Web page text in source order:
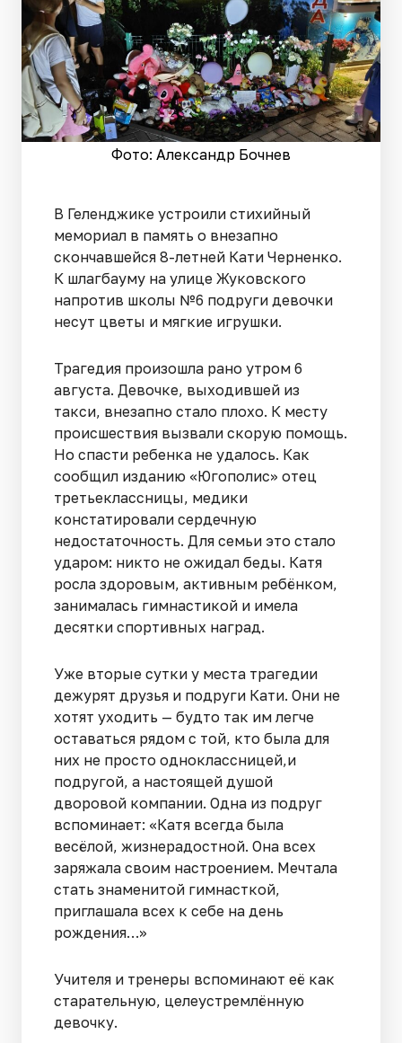
Фото: Александр Бочнев
В Геленджике устроили стихийный
мемориал в память о внезапно
скончавшейся 8-летней Кати Черненко.
К шлагбауму на улице Жуковского
напротив школы №6 подруги девочки
несут цветы и мягкие игрушки.
Трагедия произошла рано утром 6
августа. Девочке, выходившей из
такси, внезапно стало плохо. К месту
происшествия вызвали скорую помощь.
Но спасти ребенка не удалось. Как
сообщил изданию «Югополис» отец
третьеклассницы, медики
констатировали сердечную
недостаточность. Для семьи это стало
ударом: никто не ожидал беды. Катя
росла здоровым, активным ребёнком,
занималась гимнастикой и имела
десятки спортивных наград.
Уже вторые сутки у места трагедии
дежурят друзья и подруги Кати. Они не
хотят уходить — будто так им легче
оставаться рядом с той, кто была для
них не просто одноклассницей,и
подругой, а настоящей душой
дворовой компании. Одна из подруг
вспоминает: «Катя всегда была
весёлой, жизнерадостной. Она всех
заряжала своим настроением. Мечтала
стать знаменитой гимнасткой,
приглашала всех к себе на день
рождения…»
Учителя и тренеры вспоминают её как
старательную, целеустремлённую
девочку.